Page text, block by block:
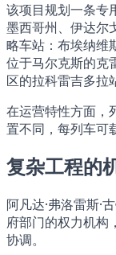
该项目规划一条专
墨西哥州、伊达尔
略车站：布埃纳维
位于马尔克斯的克
区的拉科雷吉多拉
在运营特性方面，
置不同，每列车可
复杂工程的
阿凡达·弗洛雷斯·
府部门的权力机构
协调。